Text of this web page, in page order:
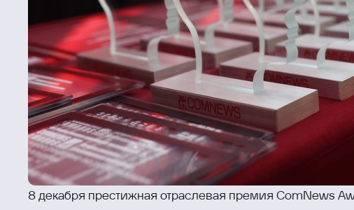
8 декабря престижная отраслевая премия ComNews